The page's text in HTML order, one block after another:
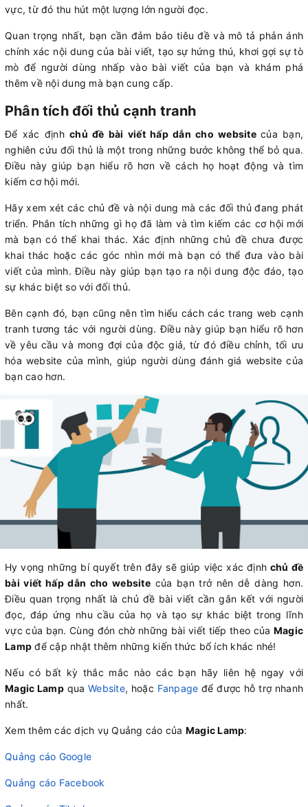
vực, từ đó thu hút một lượng lớn người đọc.
Quan trọng nhất, bạn cần đảm bảo tiêu đề và mô tả phản ánh
chính xác nội dung của bài viết, tạo sự hứng thú, khơi gợi sự tò
mò để người dùng nhấp vào bài viết của bạn và khám phá
thêm về nội dung mà bạn cung cấp.
Phân tích đối thủ cạnh tranh
Để xác định chủ đề bài viết hấp dẫn cho website của bạn,
nghiên cứu đối thủ là một trong những bước không thể bỏ qua.
Điều này giúp bạn hiểu rõ hơn về cách họ hoạt động và tìm
kiếm cơ hội mới.
Hãy xem xét các chủ đề và nội dung mà các đối thủ đang phát
triển. Phân tích những gì họ đã làm và tìm kiếm các cơ hội mới
mà bạn có thể khai thác. Xác định những chủ đề chưa được
khai thác hoặc các góc nhìn mới mà bạn có thể đưa vào bài
viết của mình. Điều này giúp bạn tạo ra nội dung độc đáo, tạo
sự khác biệt so với đối thủ.
Bên cạnh đó, bạn cũng nên tìm hiểu cách các trang web cạnh
tranh tương tác với người dùng. Điều này giúp bạn hiểu rõ hơn
về yêu cầu và mong đợi của độc giả, từ đó điều chỉnh, tối ưu
hóa website của mình, giúp người dùng đánh giá website của
bạn cao hơn.
Hy vọng những bí quyết trên đây sẽ giúp việc xác định chủ đề
bài viết hấp dẫn cho websitecủa bạn trở nên dễ dàng hơn.
Điều quan trọng nhất là chủ đề bài viết cần gắn kết với người
đọc, đáp ứng nhu cầu của họ và tạo sự khác biệt trong lĩnh
vực của bạn. Cùng đón chờ những bài viết tiếp theo của Magic
Lamp để cập nhật thêm những kiến thức bổ ích khác nhé!
Nếu có bất kỳ thắc mắc nào các bạn hãy liên hệ ngay với
Magic LampquaWebsite, hoặc Fanpage để được hỗ trợ nhanh
nhất.
Xem thêm các dịch vụ Quảng cáo của Magic Lamp:
Quảng cáo Google
Quảng cáo Facebook